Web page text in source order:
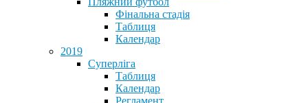
Фінальна стадія
Таблиця
Календар
2019
Суперліга
Таблиця
Календар
Регламент